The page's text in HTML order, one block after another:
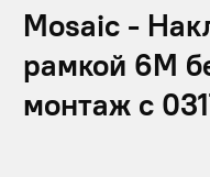
Mosaic -
рамкой 6М
монтаж с